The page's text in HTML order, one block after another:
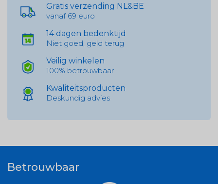
Gratis verzending NL&BE
vanaf 69 euro
14 dagen bedenktijd
Niet goed, geld terug
Veilig winkelen
100% betrouwbaar
Kwaliteitsproducten
Deskundig advies
Betrouwbaar